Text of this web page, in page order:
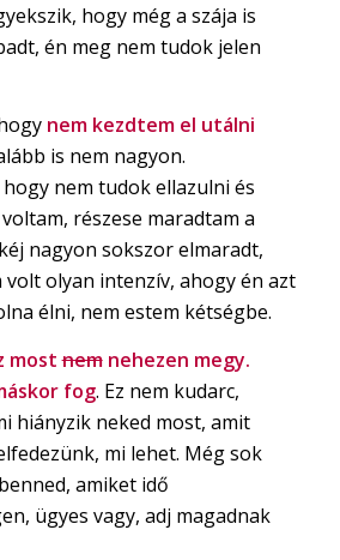
hogy még a szája is
én meg nem tudok jelen
nem kezdtem el utálni
is nem nagyon.
nem tudok ellazulni és
részese maradtam a
nagyon sokszor elmaradt,
volt olyan intenzív, ahogy én azt
élni, nem estem kétségbe.
mostnemnehezen megy.
fog. Ez nem kudarc,
hiányzik neked most, amit
mi lehet. Még sok
amiket idő
ügyes vagy, adj magadnak